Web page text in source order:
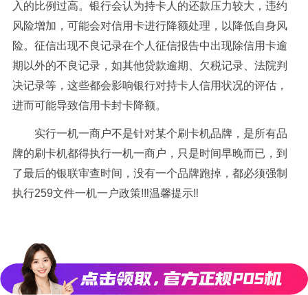
入的比例过高。银行会认为持卡人的还款压力较大，违约
风险增加，可能会对信用卡进行降额处理，以降低自身风
险。征信出现不良记录在个人征信报告中出现除信用卡逾
期以外的不良记录，如其他贷款逾期、欠税记录、法院判
决记录等，这些都会影响银行对持卡人信用状况的评估，
进而可能导致信用卡封卡降额。
实行一机一商户不是针对某个刷卡机品牌，是所有品
牌的刷卡机都得执行一机一商户，只是时间早晚而已，到
了最后的银联审查时间，没有一个品牌跑掉，都必须强制
执行259文件一机一户政策!‼温馨提示‼